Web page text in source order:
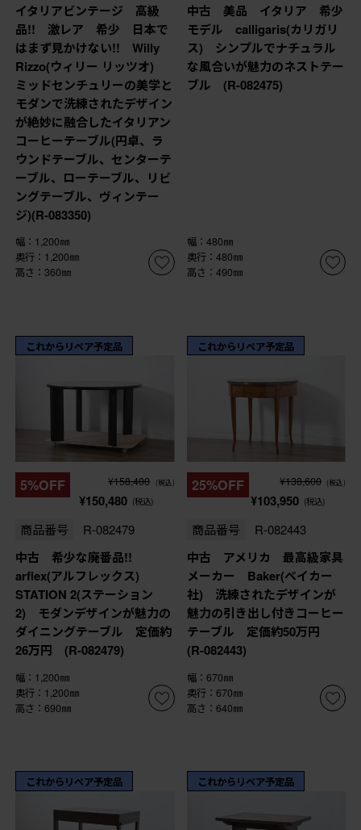
イタリアビンテージ 高級
品!! 激レア 希少 日本で
はまず見かけない!! Willy
Rizzo(ウィリー リッツオ)
ミッドセンチュリーの美学と
モダンで洗練されたデザイン
が絶妙に融合したイタリアン
コーヒーテーブル(円卓、ラ
ウンドテーブル、センターテ
ーブル、ローテーブル、リビ
ングテーブル、ヴィンテー
ジ)(R-083350)
幅：1,200㎜
奥行：1,200㎜
高さ：360㎜
中古 美品 イタリア 希少
モデル calligaris(カリガリ
ス) シンプルでナチュラル
な風合いが魅力のネストテー
ブル (R-082475)
幅：480㎜
奥行：480㎜
高さ：490㎜
これからリペア予定品
5%OFF ¥158,400 (税込)
¥150,480 (税込)
商品番号 R-082479
中古 希少な廃番品!!
arflex(アルフレックス)
STATION 2(ステーション
2) モダンデザインが魅力の
ダイニングテーブル 定価約
26万円 (R-082479)
幅：1,200㎜
奥行：1,200㎜
高さ：690㎜
これからリペア予定品
25%OFF ¥138,600 (税込)
¥103,950 (税込)
商品番号 R-082443
中古 アメリカ 最高級家具
メーカー Baker(ベイカー
社) 洗練されたデザインが
魅力の引き出し付きコーヒー
テーブル 定価約50万円
(R-082443)
幅：670㎜
奥行：670㎜
高さ：640㎜
これからリペア予定品 これからリペア予定品